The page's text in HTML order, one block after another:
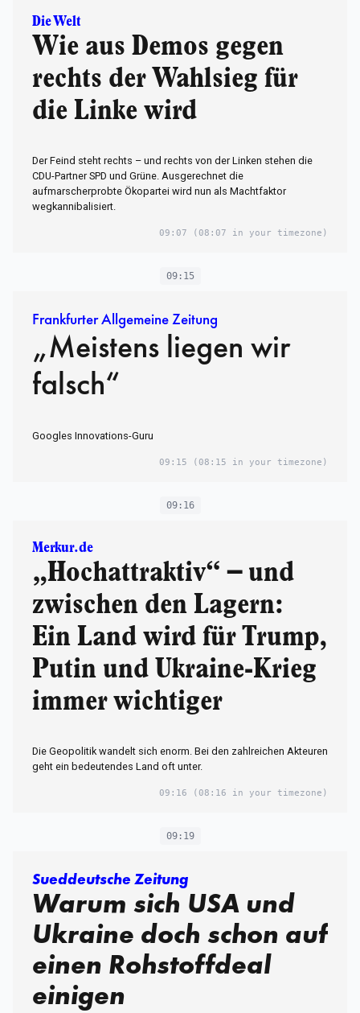
Die Welt
Wie aus Demos gegen
rechts der Wahlsieg für
die Linke wird
Der Feind steht rechts – und rechts von der Linken stehen die
CDU-Partner SPD und Grüne. Ausgerechnet die
aufmarscherprobte Ökopartei wird nun als Machtfaktor
wegkannibalisiert.
09:07 (08:07 in your timezone)
09:15
Frankfurter Allgemeine Zeitung
„Meistens liegen wir
falsch“
Googles Innovations-Guru
09:15 (08:15 in your timezone)
09:16
Merkur.de
„Hochattraktiv“ – und
zwischen den Lagern:
Ein Land wird für Trump,
Putin und Ukraine-Krieg
immer wichtiger
Die Geopolitik wandelt sich enorm. Bei den zahlreichen Akteuren
geht ein bedeutendes Land oft unter.
09:16 (08:16 in your timezone)
09:19
Sueddeutsche Zeitung
Warum sich USA und
Ukraine doch schon auf
einen Rohstoffdeal
einigen